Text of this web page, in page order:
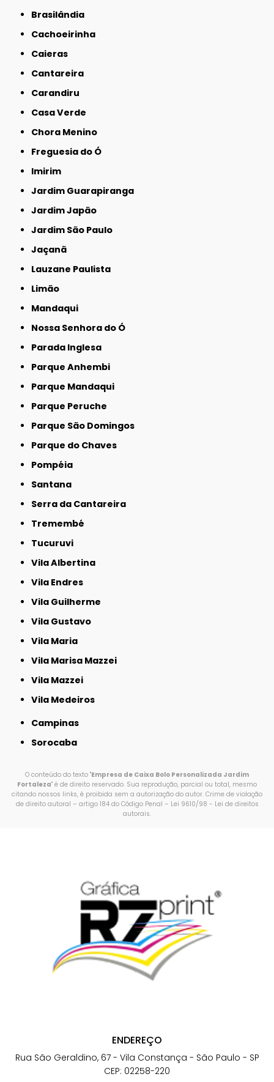
Brasilândia
Cachoeirinha
Caieras
Cantareira
Carandiru
Casa Verde
Chora Menino
Freguesia do Ó
Imirim
Jardim Guarapiranga
Jardim Japão
Jardim São Paulo
Jaçanã
Lauzane Paulista
Limão
Mandaqui
Nossa Senhora do Ó
Parada Inglesa
Parque Anhembi
Parque Mandaqui
Parque Peruche
Parque São Domingos
Parque do Chaves
Pompéia
Santana
Serra da Cantareira
Tremembé
Tucuruvi
Vila Albertina
Vila Endres
Vila Guilherme
Vila Gustavo
Vila Maria
Vila Marisa Mazzei
Vila Mazzei
Vila Medeiros
Campinas
Sorocaba
O conteúdo do texto "Empresa de Caixa Bolo Personalizada Jardim
Fortaleza" é de direito reservado. Sua reprodução, parcial ou total, mesmo
citando nossos links, é proibida sem a autorização do autor. Crime de violação
de direito autoral – artigo 184 do Código Penal – Lei 9610/98 - Lei de direitos
autorais.
ENDEREÇO
Rua São Geraldino, 67 - Vila Constança - São Paulo - SP
CEP: 02258-220